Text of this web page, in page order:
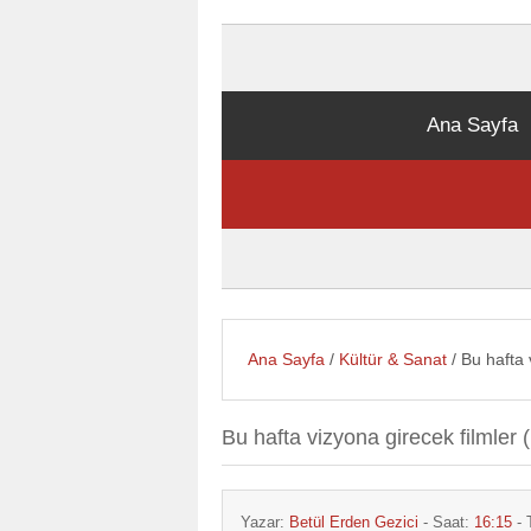
Ana Sayfa
Ana Sayfa / Kültür & Sanat / Bu hafta
Bu hafta vizyona girecek filmler
Yazar: Betül Erden Gezici - Saat: 16:15 -